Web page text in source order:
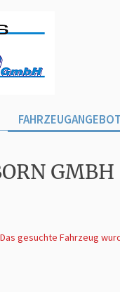
GMBH
Das gesuchte Fahrzeug